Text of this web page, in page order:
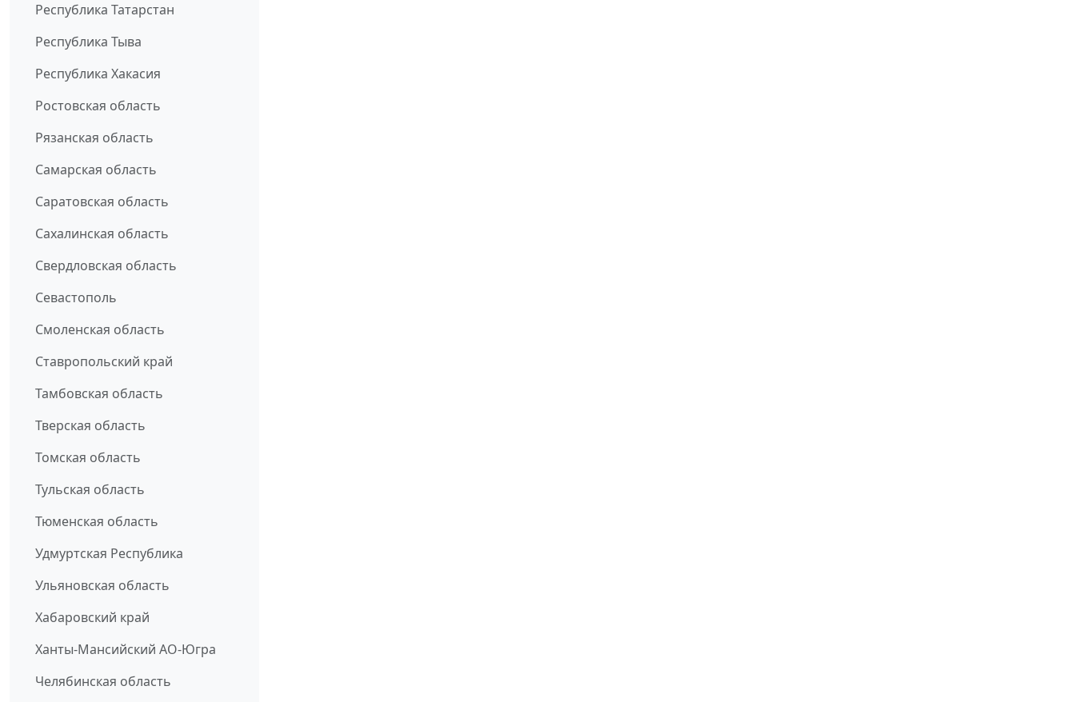
Республика Татарстан
Республика Тыва
Республика Хакасия
Ростовская область
Рязанская область
Самарская область
Саратовская область
Сахалинская область
Свердловская область
Севастополь
Смоленская область
Ставропольский край
Тамбовская область
Тверская область
Томская область
Тульская область
Тюменская область
Удмуртская Республика
Ульяновская область
Хабаровский край
Ханты-Мансийский АО-Югра
Челябинская область